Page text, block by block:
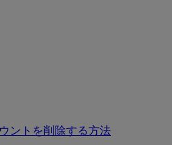
ントを削除する方法